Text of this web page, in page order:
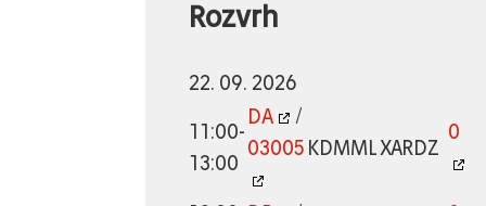
Rozvrh
22. 09. 2026
11:00-
13:00
DA
/
03005 KDMMLXARDZ
0